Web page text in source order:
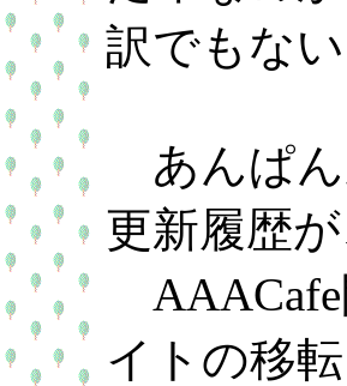
訳でもない
あんぱん
更新履歴
AAACafe
イトの移